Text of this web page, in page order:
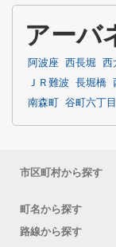
アーバ
阿波座 西長堀 西
ＪＲ難波
長堀橋
南森町
谷町六丁目
市区町村から探す
町名から探す
路線から探す